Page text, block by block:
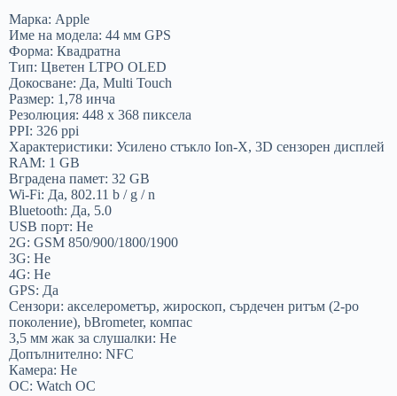
Марка: Apple
Име на модела: 44 мм GPS
Форма: Квадратна
Тип: Цветен LTPO OLED
Докосване: Да, Multi Touch
Размер: 1,78 инча
Резолюция: 448 x 368 пиксела
PPI: 326 ppi
Характеристики: Усилено стъкло Ion-X, 3D сензорен дисплей
RAM: 1 GB
Вградена памет: 32 GB
Wi-Fi: Да, 802.11 b / g / n
Bluetooth: Да, 5.0
USB порт: Не
2G: GSM 850/900/1800/1900
3G: Не
4G: Не
GPS: Да
Сензори: акселерометър, жироскоп, сърдечен ритъм (2-ро
поколение), bBrometer, компас
3,5 мм жак за слушалки: Не
Допълнително: NFC
Камера: Не
ОС: Watch ОС